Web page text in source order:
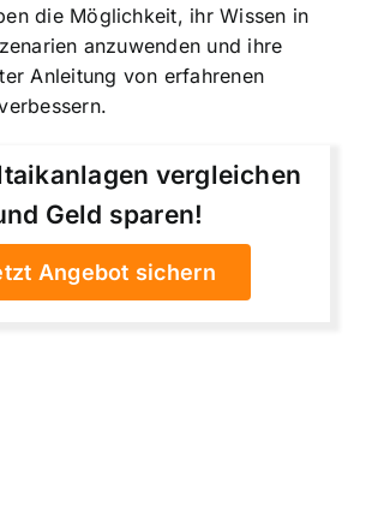
die Möglichkeit, ihr Wissen in
anzuwenden und ihre
Anleitung von erfahrenen
vergleichen
Geld sparen!
Angebot sichern